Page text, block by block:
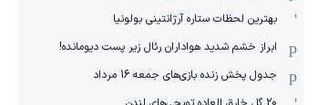
بهترین لحظات ستاره آرژانتینی بولونیا
ابراز خشم شدید هواداران رئال زیر پست دیومانده!
جدول پخش زنده بازی‌های جمعه 16 مرداد